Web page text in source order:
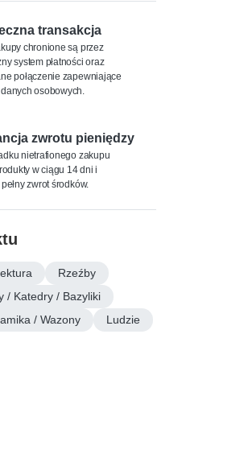
transakcja
chronione są przez
system płatności oraz
połączenie zapewniające
osobowych.
zwrotu pieniędzy
nietrafionego zakupu
w ciągu 14 dni i
zwrot środków.
Rzeźby
/ Katedry / Bazyliki
/ Wazony
Ludzie